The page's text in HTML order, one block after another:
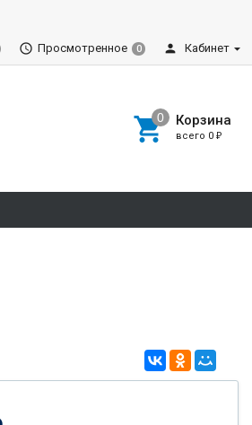
Просмотренное 0 Кабинет
Корзина
всего 0 ₽